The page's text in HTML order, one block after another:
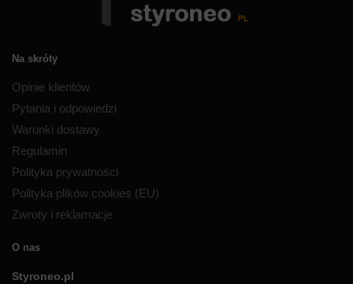
Na skróty
Opinie klientów
Pytania i odpowiedzi
Warunki dostawy
Regulamin
Polityka prywatności
Polityka plików cookies (EU)
Zwroty i reklamacje
O nas
Styroneo.pl